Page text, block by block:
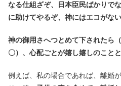
なる仕組ざぞ、日本臣民ばかりで
に助けてやるぞ、神にはエコがない
神の御用さへつとめて下されたら
〇）、心配ごとが嬉し嬉しのこと
例えば、私の場合であれば、離婚が